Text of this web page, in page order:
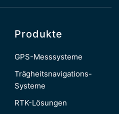
Produkte
GPS-Messsysteme
Trägheitsnavigations-
Systeme
RTK-Lösungen